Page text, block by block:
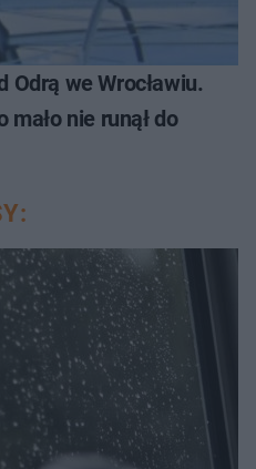
Odrą we Wrocławiu.
nie runął do